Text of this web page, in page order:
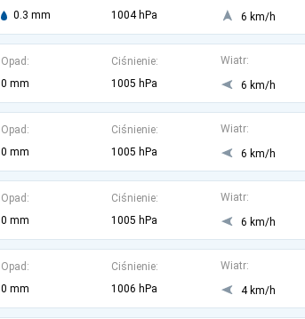
0.3 mm
1004 hPa
6 km/h
Opad:
0 mm
Ciśnienie:
1005 hPa
Wiatr:
6 km/h
Opad:
0 mm
Ciśnienie:
1005 hPa
Wiatr:
6 km/h
Opad:
0 mm
Ciśnienie:
1005 hPa
Wiatr:
6 km/h
Opad:
0 mm
Ciśnienie:
1006 hPa
Wiatr:
4 km/h